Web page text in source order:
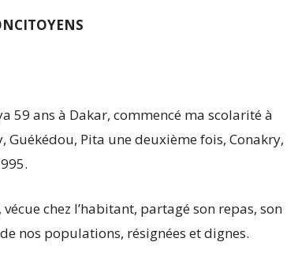
59 ans à Dakar, commencé ma scolarité à
Guékédou, Pita une deuxième fois, Conakry,
chez l’habitant, partagé son repas, son
nos populations, résignées et dignes.